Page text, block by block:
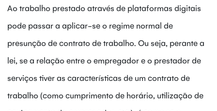
Ao trabalho prestado através de plataformas digitais
pode passar a aplicar-se o regime normal de
presunção de contrato de trabalho. Ou seja, perante a
lei, se a relação entre o empregador e o prestador de
serviços tiver as características de um contrato de
trabalho (como cumprimento de horário, utilização de